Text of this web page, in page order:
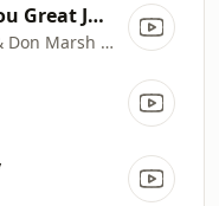
Guide Me, O Thou Great Jehovah / Eine Kleine Nachtmusik by Mozart
Linda McKechnie & Don Marsh Orchestra